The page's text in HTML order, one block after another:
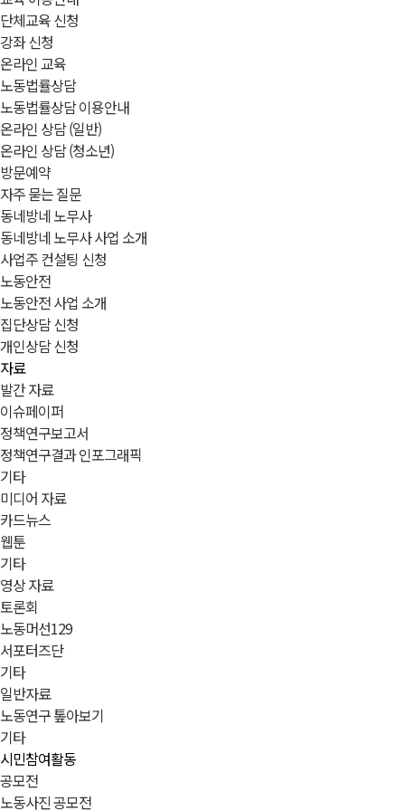
단체교육 신청
강좌 신청
온라인 교육
노동법률상담
노동법률상담 이용안내
온라인 상담 (일반)
온라인 상담 (청소년)
방문예약
자주 묻는 질문
동네방네 노무사
동네방네 노무사 사업 소개
사업주 컨설팅 신청
노동안전
노동안전 사업 소개
집단상담 신청
개인상담 신청
자료
발간 자료
이슈페이퍼
정책연구보고서
정책연구결과 인포그래픽
기타
미디어 자료
카드뉴스
웹툰
기타
영상 자료
토론회
노동머선129
서포터즈단
기타
일반자료
노동연구 톺아보기
기타
시민참여활동
공모전
노동사진 공모전